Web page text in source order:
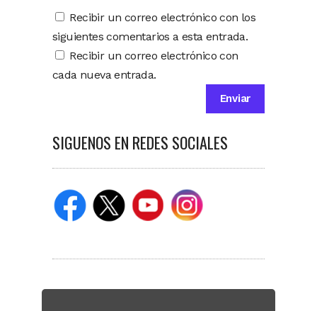
Recibir un correo electrónico con los
siguientes comentarios a esta entrada.
Recibir un correo electrónico con
cada nueva entrada.
SIGUENOS EN REDES SOCIALES